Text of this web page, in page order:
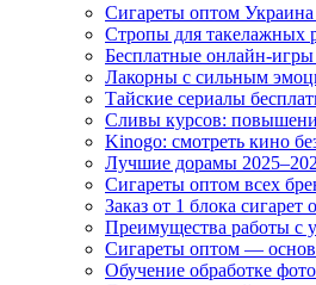
Сигареты оптом
Стропы для такелажных
Бесплатные онлайн-
Лакорны с сильным
Тайские сериалы
Сливы курсов:
Kinogo: смотреть кино
Лучшие дорамы
Сигареты оптом всех
Заказ от 1 блока сигарет
Преимущества работы с
Сигареты оптом —
Обучение обработке